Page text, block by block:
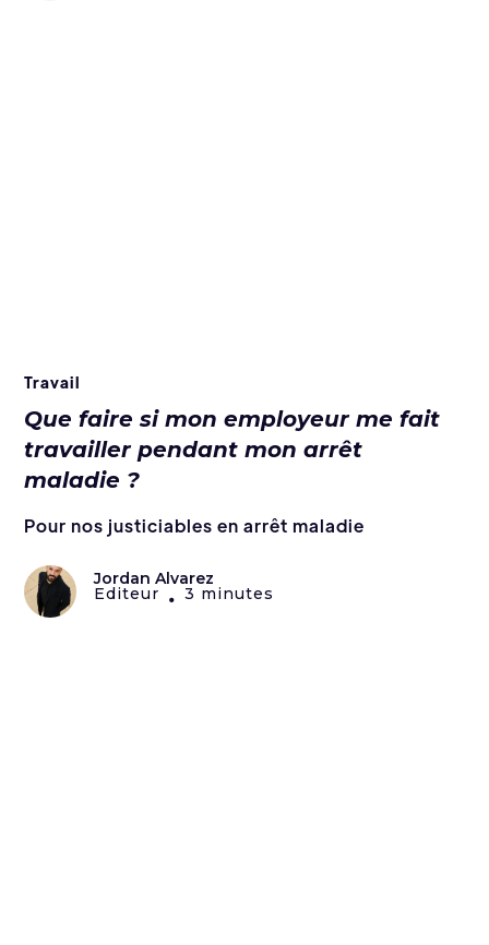
Travail
Que faire si mon employeur me fait
travailler pendant mon arrêt
maladie ?
Pour nos justiciables en arrêt maladie
Jordan Alvarez
Editeur • 3 minutes